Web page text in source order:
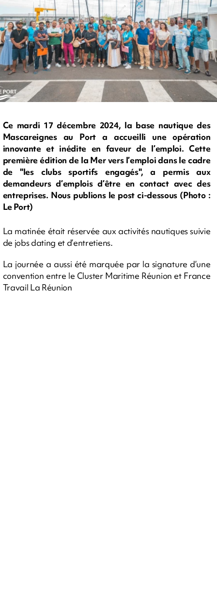
Ce mardi 17 décembre 2024, la base nautique des
Mascareignes au Port a accueilli une opération
innovante et inédite en faveur de l’emploi. Cette
première édition de la Mer vers l’emploi dans le cadre
de "les clubs sportifs engagés", a permis aux
demandeurs d’emplois d’être en contact avec des
entreprises. Nous publions le post ci-dessous (Photo :
Le Port)
La matinée était réservée aux activités nautiques suivie
de jobs dating et d’entretiens.
La journée a aussi été marquée par la signature d’une
convention entre le Cluster Maritime Réunion et France
Travail La Réunion